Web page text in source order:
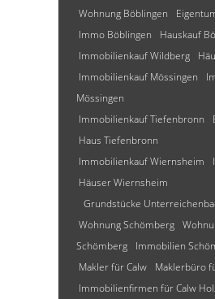
Wohnung Böblingen
Immo Böblingen
Hauskauf
Immobilienkauf Wildberg
Immobilienkauf Mössingen
Mössingen
Immobilienkauf Tiefenbronn
Haus Tiefenbronn
Immobilienkauf Wiernsheim
Häuser Wiernsheim
Grundstücke
Wohnung Schömberg
Schömberg
Immobilien
Makler für Calw
Maklerbüro
Immobilienfirmen für Calw